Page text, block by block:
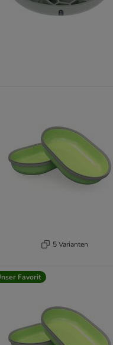
5 Varianten
Favorit